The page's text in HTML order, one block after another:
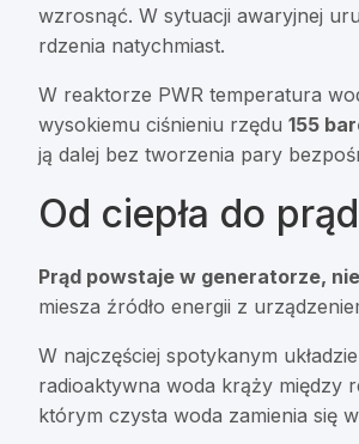
wzrosnąć. W sytuacji awaryjnej
rdzenia natychmiast.
W reaktorze PWR temperatura
wysokiemu ciśnieniu rzędu 155
ją dalej bez tworzenia pary
Od ciepła do
Prąd powstaje w generatorze,
miesza źródło energii z
W najczęściej spotykanym układzie
radioaktywna woda krąży między
którym czysta woda zamienia się